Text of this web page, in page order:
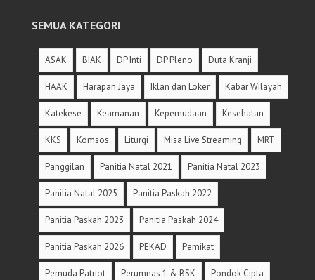
SEMUA KATEGORI
ASAK BIAK DP Inti DP Pleno Duta Kranji
HAAK Harapan Jaya Iklan dan Loker Kabar Wilayah
Katekese Keamanan Kepemudaan Kesehatan
KKS Komsos Liturgi Misa Live Streaming MRT
Panggilan Panitia Natal 2021 Panitia Natal 2023
Panitia Natal 2025 Panitia Paskah 2022
Panitia Paskah 2023 Panitia Paskah 2024
Panitia Paskah 2026 PEKAD Pemikat
Pemuda Patriot Perumnas 1 & BSK Pondok Cipta